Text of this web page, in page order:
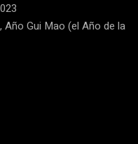
Año Gui Mao (el Año de la